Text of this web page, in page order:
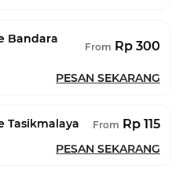
Bandara
From Rp 300
PESAN SEKARANG
Tasikmalaya From Rp 115
PESAN SEKARANG